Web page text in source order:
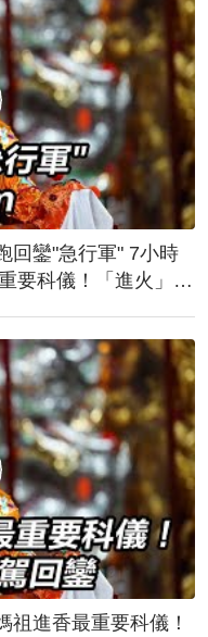
回鑾"急行軍" 7小時
要科儀！「進火」儀
祖進香最重要科儀！